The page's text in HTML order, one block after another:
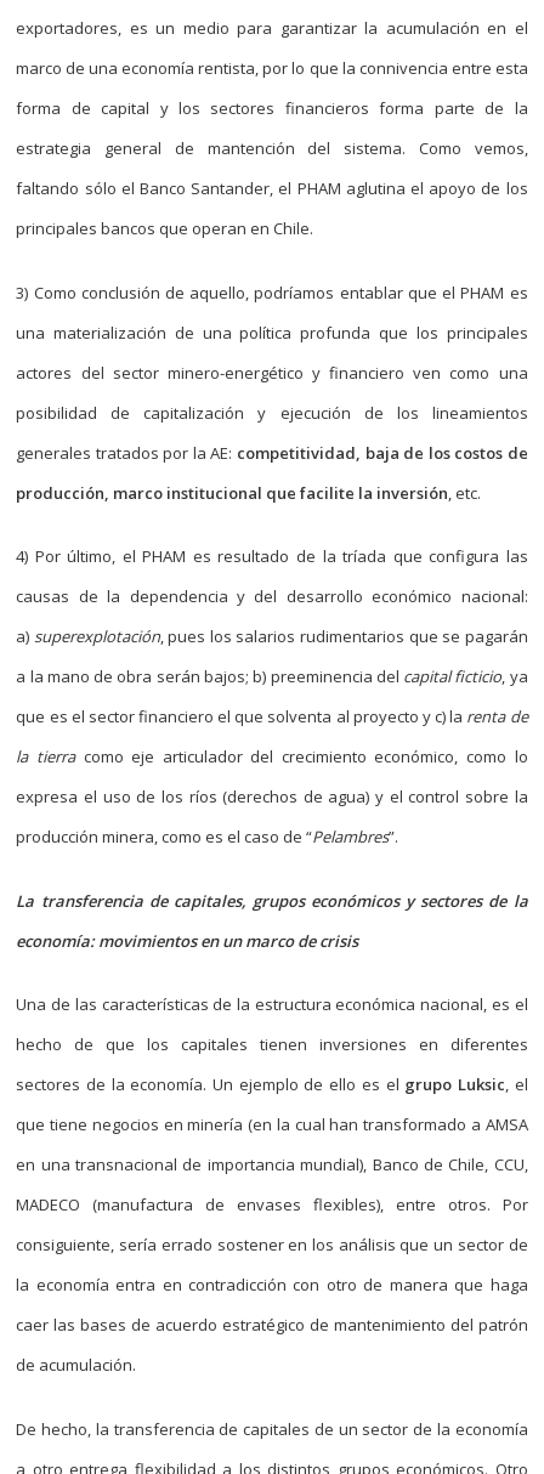
exportadores, es un medio para garantizar la acumulación en el
marco de una economía rentista, por lo que la connivencia entre esta
forma de capital y los sectores financieros forma parte de la
estrategia general de mantención del sistema. Como vemos,
faltando sólo el Banco Santander, el PHAM aglutina el apoyo de los
principales bancos que operan en Chile.
3) Como conclusión de aquello, podríamos entablar que el PHAM es
una materialización de una política profunda que los principales
actores del sector minero-energético y financiero ven como una
posibilidad de capitalización y ejecución de los lineamientos
generales tratados por la AE: competitividad, baja de los costos de
producción, marco institucional que facilite la inversión , etc.
4) Por último, el PHAM es resultado de la tríada que configura las
causas de la dependencia y del desarrollo económico nacional:
a) superexplotación, pues los salarios rudimentarios que se pagarán
a la mano de obra serán bajos; b) preeminencia del capital ficticio, ya
que es el sector financiero el que solventa al proyecto y c) la renta de
la tierracomo eje articulador del crecimiento económico, como lo
expresa el uso de los ríos (derechos de agua) y el control sobre la
producción minera, como es el caso de “Pelambres”.
La transferencia de capitales, grupos económicos y sectores de la
economía: movimientos en un marco de crisis
Una de las características de la estructura económica nacional, es el
hecho de que los capitales tienen inversiones en diferentes
sectores de la economía. Un ejemplo de ello es el grupo Luksic, el
que tiene negocios en minería (en la cual han transformado a AMSA
en una transnacional de importancia mundial), Banco de Chile, CCU,
MADECO (manufactura de envases flexibles), entre otros. Por
consiguiente, sería errado sostener en los análisis que un sector de
la economía entra en contradicción con otro de manera que haga
caer las bases de acuerdo estratégico de mantenimiento del patrón
de acumulación.
De hecho, la transferencia de capitales de un sector de la economía
a otro entrega flexibilidad a los distintos grupos económicos. Otro